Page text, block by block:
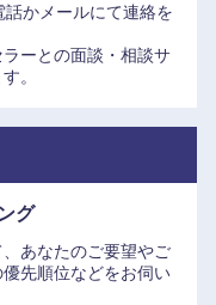
かメールにて連絡を
ーとの面談・相談サ
。
グ
あなたのご要望やご
先順位などをお伺い